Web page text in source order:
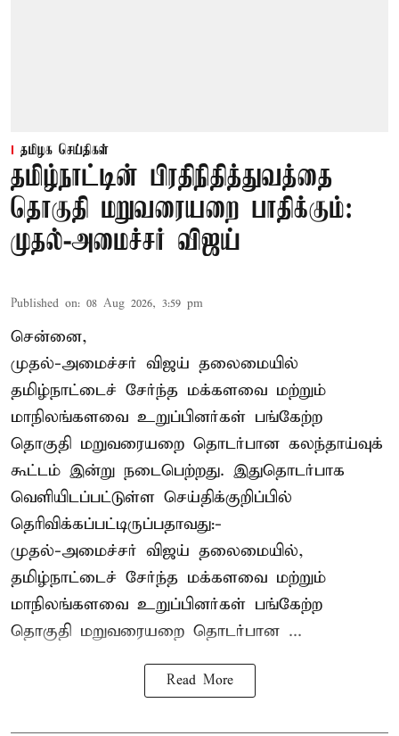
தமிழக செய்திகள்
தமிழ்நாட்டின் பிரதிநிதித்துவத்தை
தொகுதி மறுவரையறை பாதிக்கும்:
முதல்-அமைச்சர் விஜய்
Published on: 08 Aug 2026, 3:59 pm
சென்னை,
முதல்-அமைச்சர் விஜய் தலைமையில்
தமிழ்நாட்டைச் சேர்ந்த மக்களவை மற்றும்
மாநிலங்களவை உறுப்பினர்கள் பங்கேற்ற
தொகுதி மறுவரையறை தொடர்பான கலந்தாய்வுக்
கூட்டம் இன்று நடைபெற்றது. இதுதொடர்பாக
வெளியிடப்பட்டுள்ள செய்திக்குறிப்பில்
தெரிவிக்கப்பட்டிருப்பதாவது:-
முதல்-அமைச்சர் விஜய் தலைமையில்,
தமிழ்நாட்டைச் சேர்ந்த மக்களவை மற்றும்
மாநிலங்களவை உறுப்பினர்கள் பங்கேற்ற
தொகுதி மறுவரையறை தொடர்பான ...
Read More